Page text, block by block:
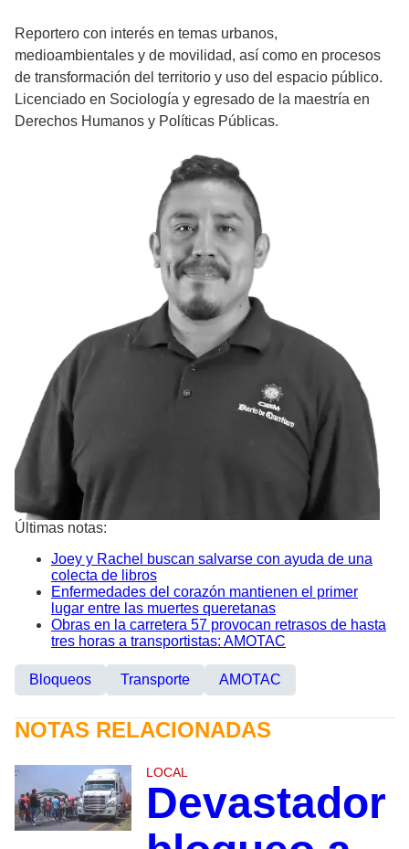
Reportero con interés en temas urbanos,
medioambientales y de movilidad, así como en procesos
de transformación del territorio y uso del espacio público.
Licenciado en Sociología y egresado de la maestría en
Derechos Humanos y Políticas Públicas.
Últimas notas:
Joey y Rachel buscan salvarse con ayuda de una
colecta de libros
Enfermedades del corazón mantienen el primer
lugar entre las muertes queretanas
Obras en la carretera 57 provocan retrasos de hasta
tres horas a transportistas: AMOTAC
Bloqueos Transporte AMOTAC
NOTAS RELACIONADAS
LOCAL
Devastador